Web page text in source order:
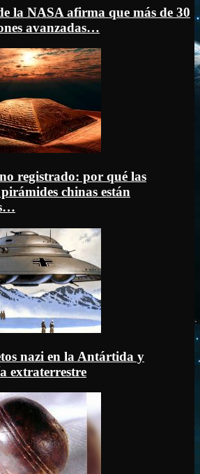
la NASA afirma que más de 30
avanzadas…
registrado: por qué las
chinas están
nazi en la Antártida y
extraterrestre